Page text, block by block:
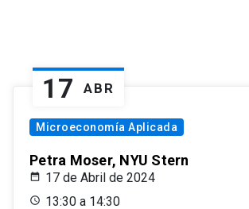
17 ABR
Microeconomía Aplicada
Petra Moser, NYU Stern
17 de Abril de 2024
13:30 a 14:30